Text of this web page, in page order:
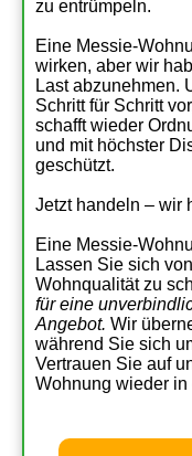
zu entrümpeln.
Eine Messie-
wirken, aber wir
Last abzunehmen.
Schritt für Schritt
schafft wieder
und mit höchster
geschützt.
Jetzt handeln – wir
Eine Messie-
Lassen Sie sich
Wohnqualität zu
für eine
Angebot. Wir
während Sie sich
Vertrauen Sie auf
Wohnung wieder